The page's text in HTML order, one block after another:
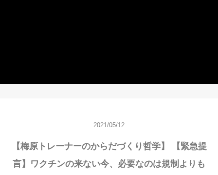
2021/05/12
【梅原トレーナーのからだづくり哲学】 【緊急提
言】ワクチンの来ない今、必要なのは規制よりも